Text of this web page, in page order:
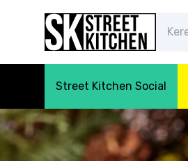
Street Kitchen Social